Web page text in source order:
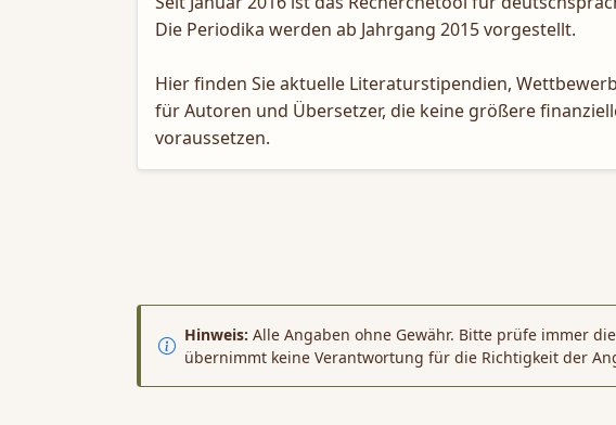
Die Periodika werden ab Jahrgang 2015 vorgestellt.
Hier finden Sie aktuelle Literaturstipendien,
für Autoren und Übersetzer, die keine größere
voraussetzen.
Hinweis: Alle Angaben ohne Gewähr. Bitte prüfe immer
übernimmt keine Verantwortung für die Richtigkeit der